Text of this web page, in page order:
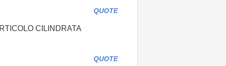
QUOTE
CILINDRATA
QUOTE